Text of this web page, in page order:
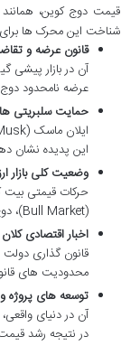
قیمت دوج کوین، همانند
شناخت این محرک ها
قانون عرضه و
آن در بازار
عرضه نامحدود دوج
حمایت سلبریتی ها
این پدیده نشان
وضعیت کلی بازار
حرکات قیمتی بیت
(Bull Market)، دوج کوین نیز تمایل به رشد دارد و در بازارهای نزولی (Bear Market)، معمولاً شاهد افت قیمت آن هستیم.
اخبار اقتصادی
قانون گذاری دولت
محدودیت های
توسعه های پروژه
آن در دنیای
در نتیجه رشد